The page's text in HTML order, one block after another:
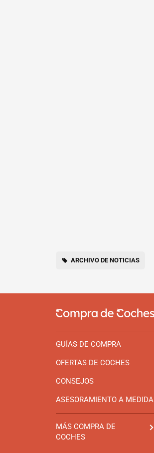
ARCHIVO DE NOTICIAS
GUÍAS DE COMPRA
OFERTAS DE COCHES
CONSEJOS
ASESORAMIENTO A MEDIDA
MÁS COMPRA DE
COCHES